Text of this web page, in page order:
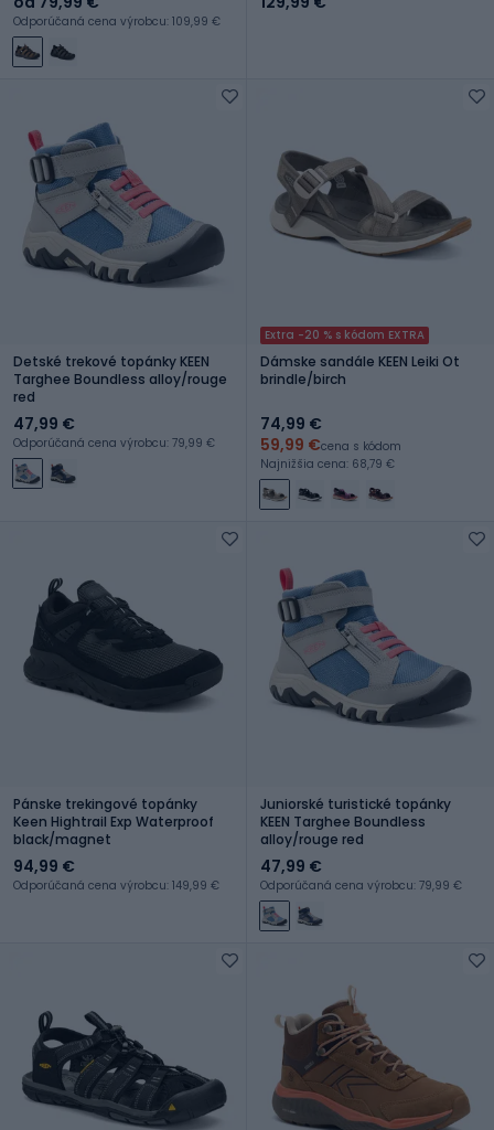
Odporúčaná cena výrobcu: 109,99 €
Detské trekové topánky KEEN
Targhee Boundless alloy/rouge
red
47,99 €
Odporúčaná cena výrobcu: 79,99 €
Extra -20 % s kódom EXTRA
Dámske sandále KEEN Leiki Ot
brindle/birch
74,99 €
59,99 €cena s kódom
Najnižšia cena: 68,79 €
Pánske trekingové topánky
Keen Hightrail Exp Waterproof
black/magnet
94,99 €
Odporúčaná cena výrobcu: 149,99 €
Juniorské turistické topánky
KEEN Targhee Boundless
alloy/rouge red
47,99 €
Odporúčaná cena výrobcu: 79,99 €